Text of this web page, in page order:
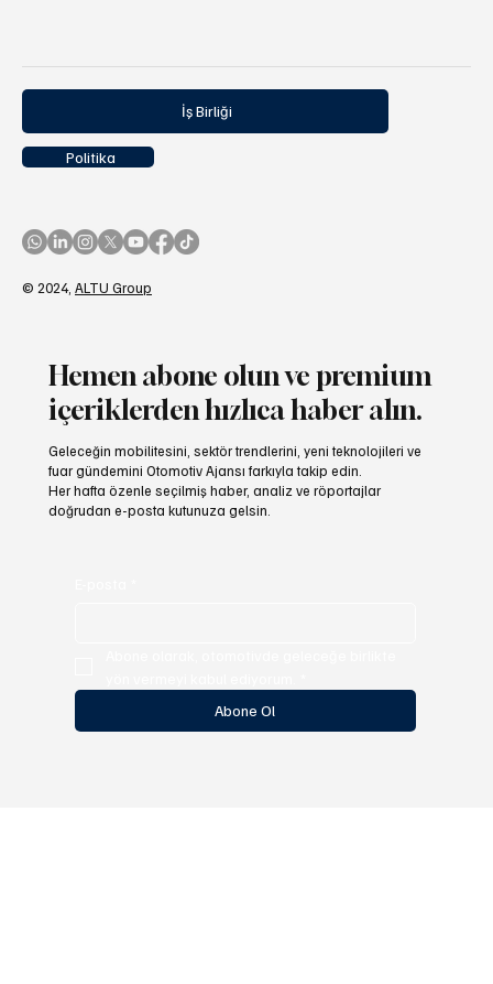
Hemen abone olun ve premium
içeriklerden hızlıca haber alın.
Geleceğin mobilitesini, sektör trendlerini, yeni teknolojileri ve
fuar gündemini Otomotiv Ajansı farkıyla takip edin.
Her hafta özenle seçilmiş haber, analiz ve röportajlar
doğrudan e-posta kutunuza gelsin.
Abone Ol
İş Birliği
Politika
© 2024, ALTU Group